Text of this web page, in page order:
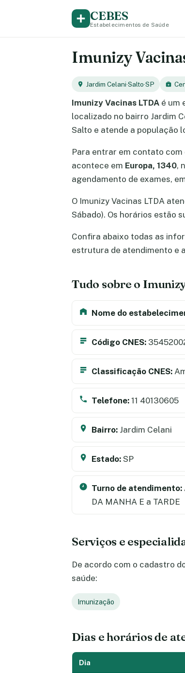
CEBES
Estabelecimentos de Saúde
Imunizy
Jardim Celani·Salto·SP
Imunizy Vacinas LTDA é um
localizado no bairro Jardim
Salto e atende a população
Para entrar em contato
acontece em Europa, 1340,
agendamento de exames,
O Imunizy Vacinas LTDA
Sábado). Os horários estão
Confira abaixo todas as
estrutura de atendimento e
Tudo sobre o
Nome do
Código CNES:
Classificação CNES:
Telefone: 11 40130605
Bairro: Jardim Celani
Estado: SP
Turno de atendimento:
DA MANHA E a TARDE
Serviços e
De acordo com o cadastro
saúde:
Imunização
Dias e horários de
Dia